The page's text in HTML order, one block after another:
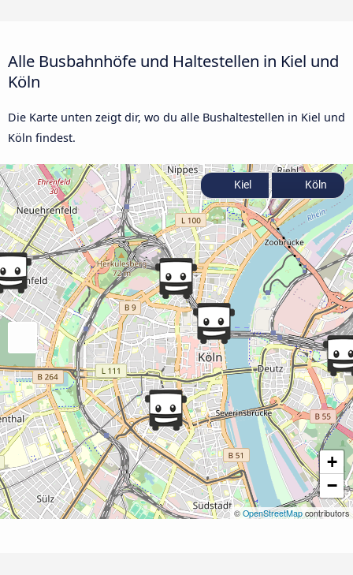
Alle Busbahnhöfe und Haltestellen in Kiel und
Köln
Die Karte unten zeigt dir, wo du alle Bushaltestellen in Kiel und
Köln findest.
+
−
© OpenStreetMapcontributors
Kiel Köln